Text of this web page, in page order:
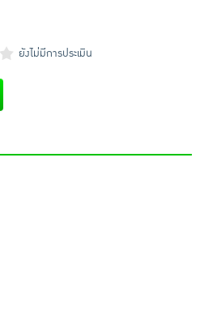
ยังไม่มีการประเมิน